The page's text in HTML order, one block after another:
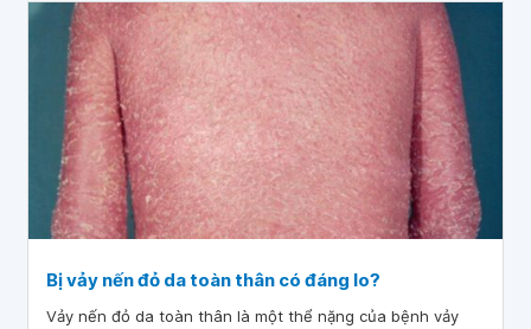
Bị vảy nến đỏ da toàn thân có đáng lo?
Vảy nến đỏ da toàn thân là một thể nặng của bệnh vảy